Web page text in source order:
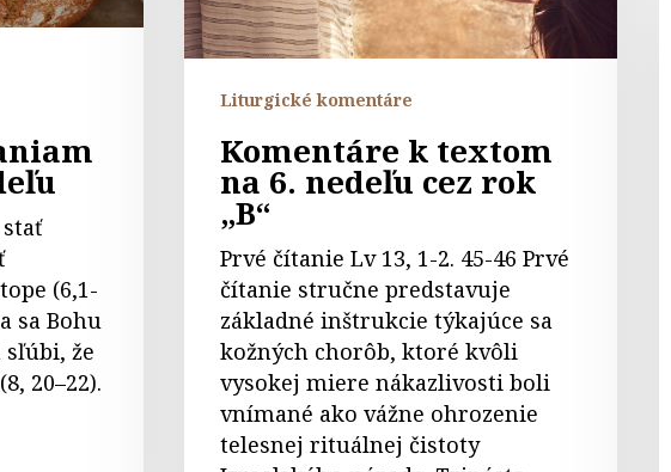
(6,1-
sa Bohu
sľúbi, že
20–22).
cez
rok
Liturgické komentáre
Komentáre k textom
na 6. nedeľu cez rok
„B“
Prvé čítanie Lv 13, 1-2. 45-46 Prvé
čítanie stručne predstavuje
základné inštrukcie týkajúce sa
kožných chorôb, ktoré kvôli
vysokej miere nákazlivosti boli
vnímané ako vážne ohrozenie
telesnej rituálnej čistoty